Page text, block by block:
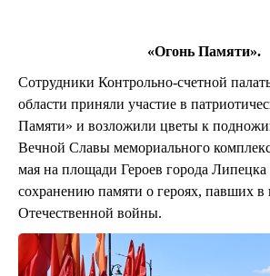
«Огонь Памяти».
Сотрудники Контрольно-счетной
области приняли участие в
Памяти» и возложили цветы к
Вечной Славы мемориального
мая на площади Героев города
сохранению памяти о героях, павших в
Отечественной войны.